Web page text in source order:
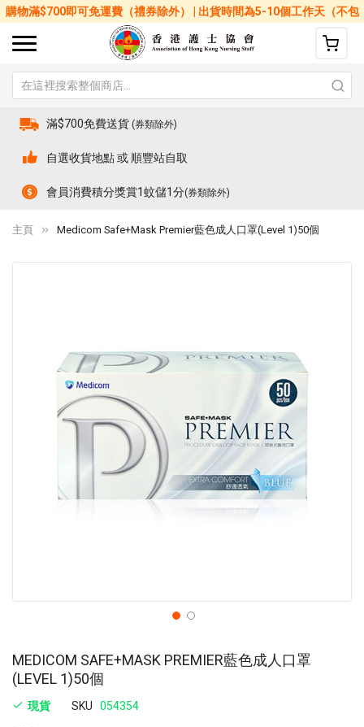
購物滿$700即可免運費（禮券除外） | 出貨時間為5-10個工作天（不包
括星期六、日及公眾假期）
滿$700免費送貨 (券類除外)
自選收貨地點 或 順豐站自取
會員消費積分獎賞1蚊儲1分(券類除外)
主頁 Medicom Safe+Mask Premier藍色成人口罩(Level 1)50個
MEDICOM SAFE+MASK PREMIER藍色成人口罩
(LEVEL 1)50個
現貨 SKU 054354